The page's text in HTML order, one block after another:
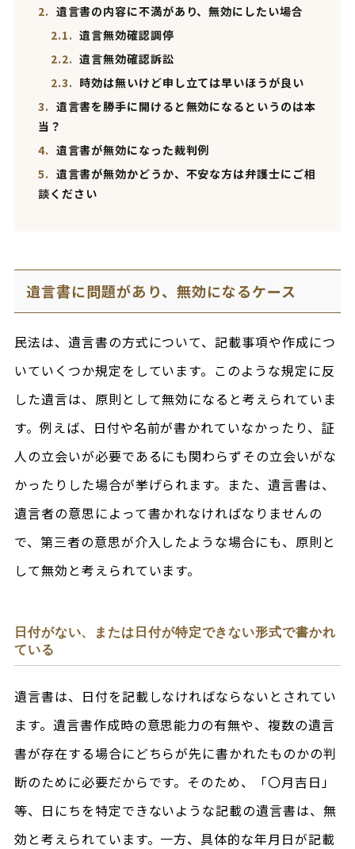
2. 遺言書の内容に不満があり、無効にしたい場合
2.1. 遺言無効確認調停
2.2. 遺言無効確認訴訟
2.3. 時効は無いけど申し立ては早いほうが良い
3. 遺言書を勝手に開けると無効になるというのは本
当？
4. 遺言書が無効になった裁判例
5. 遺言書が無効かどうか、不安な方は弁護士にご相
談ください
遺言書に問題があり、無効になるケース
民法は、遺言書の方式について、記載事項や作成につ
いていくつか規定をしています。このような規定に反
した遺言は、原則として無効になると考えられていま
す。例えば、日付や名前が書かれていなかったり、証
人の立会いが必要であるにも関わらずその立会いがな
かったりした場合が挙げられます。また、遺言書は、
遺言者の意思によって書かれなければなりませんの
で、第三者の意思が介入したような場合にも、原則と
して無効と考えられています。
日付がない、または日付が特定できない形式で書かれ
ている
遺言書は、日付を記載しなければならないとされてい
ます。遺言書作成時の意思能力の有無や、複数の遺言
書が存在する場合にどちらが先に書かれたものかの判
断のために必要だからです。そのため、「〇月吉日」
等、日にちを特定できないような記載の遺言書は、無
効と考えられています。一方、具体的な年月日が記載